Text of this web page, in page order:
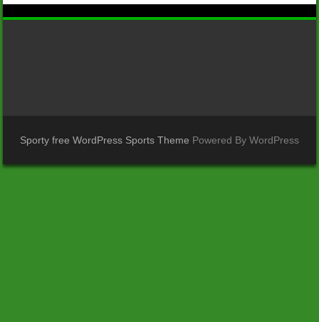
Sporty free WordPress Sports Theme Powered By WordPress